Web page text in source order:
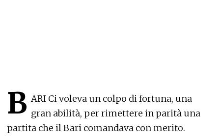
B ARI Ci voleva un colpo di fortuna, una
gran abilità, per rimettere in parità una
partita che il Bari comandava con merito.